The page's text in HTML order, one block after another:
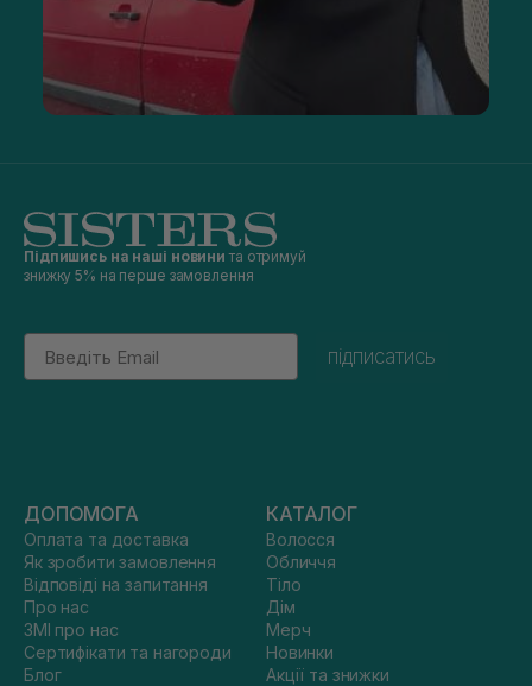
Підпишись на наші новини та отримуй
знижку 5% на перше замовлення
Email
підписатись
ДОПОМОГА
Оплата та доставка
Як зробити замовлення
Відповіді на запитання
Про нас
ЗМІ про нас
Сертифікати та нагороди
Блог
КАТАЛОГ
Волосся
Обличчя
Тіло
Дім
Мерч
Новинки
Акції та знижки